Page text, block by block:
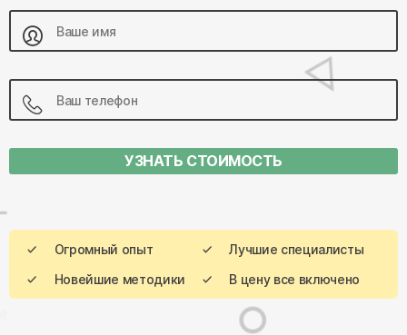
УЗНАТЬ СТОИМОСТЬ
Огромный опыт
Лучшие специалисты
Новейшие методики
В цену все включено